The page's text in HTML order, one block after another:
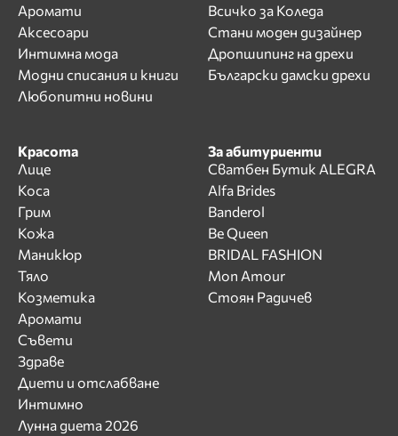
Аромати
Аксесоари
Интимна мода
Модни списания и книги
Любопитни новини
Всичко за Коледа
Стани моден дизайнер
Дропшипинг на дрехи
Български дамски дрехи
Красота
Лице
Коса
Грим
Кожа
Маникюр
Тяло
Козметика
Аромати
Съвети
Здраве
Диети и отслабване
Интимно
Лунна диета 2026
За абитуриенти
Сватбен Бутик ALEGRA
Alfa Brides
Banderol
Be Queen
BRIDAL FASHION
Mon Amour
Стоян Радичев